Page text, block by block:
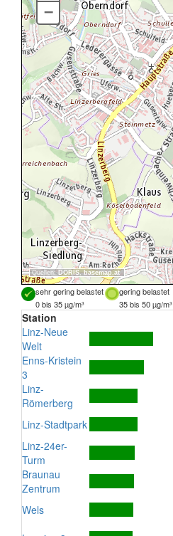
Quellen: DORIS, basemap.at
–
sehr gering belastet gering belastet
0 bis 35 µg/m³
35 bis 50 µg/m³
Station
Linz-Neue
Welt
Enns-Kristein
3
Linz-
Römerberg
Linz-Stadtpark
Linz-24er-
Turm
Braunau
Zentrum
Wels